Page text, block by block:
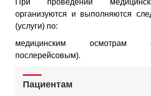
При проведении
организуются и выполняются
(услуги) по:
медицинским осмотрам
послерейсовым).
Пациентам